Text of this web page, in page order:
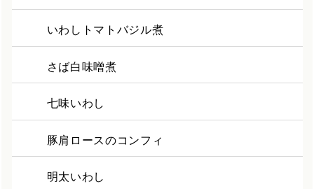
いわしトマトバジル煮
さば白味噌煮
七味いわし
豚肩ロースのコンフィ
明太いわし